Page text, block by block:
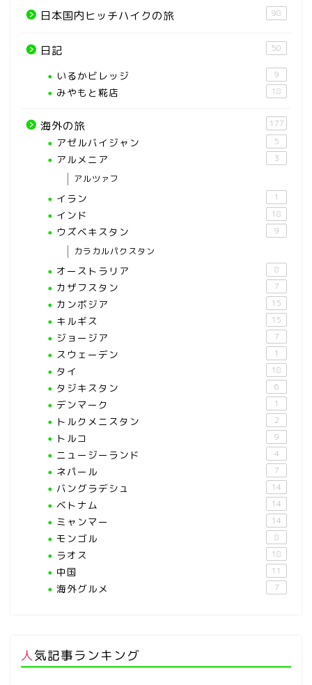
日本国内ヒッチハイクの旅 98
日記 50
いるかビレッジ 9
みやもと糀店 18
海外の旅 177
アゼルバイジャン 5
アルメニア 3
アルツァフ
イラン 1
インド 18
ウズベキスタン 9
カラカルパクスタン
オーストラリア 8
カザフスタン 7
カンボジア 15
キルギス 15
ジョージア 7
スウェーデン 1
タイ 18
タジキスタン 6
デンマーク 1
トルクメニスタン 2
トルコ 9
ニュージーランド 4
ネパール 7
バングラデシュ 14
ベトナム 14
ミャンマー 14
モンゴル 8
ラオス 18
中国 11
海外グルメ 7
人気記事ランキング